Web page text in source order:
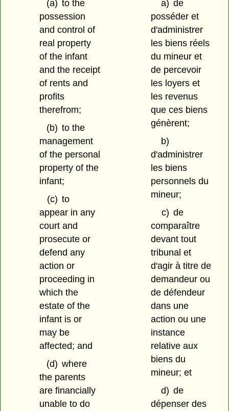
(a) to the
possession
and control of
real property
of the infant
and the receipt
of rents and
profits
therefrom;
(b) to the
management
of the personal
property of the
infant;
(c) to
appear in any
court and
prosecute or
defend any
action or
proceeding in
which the
estate of the
infant is or
may be
affected; and
(d) where
the parents
are financially
unable to do
a) de
posséder et
d'administrer
les biens réels
du mineur et
de percevoir
les loyers et
les revenus
que ces biens
génèrent;
b)
d'administrer
les biens
personnels du
mineur;
c) de
comparaître
devant tout
tribunal et
d'agir à titre de
demandeur ou
de défendeur
dans une
action ou une
instance
relative aux
biens du
mineur; et
d) de
dépenser des